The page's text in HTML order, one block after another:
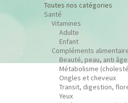
Toutes nos catégories
Santé
Vitamines
Adulte
Enfant
Compléments
Beauté, peau, anti âge
Métabolisme
Ongles et cheveux
Transit, digestion,
Yeux